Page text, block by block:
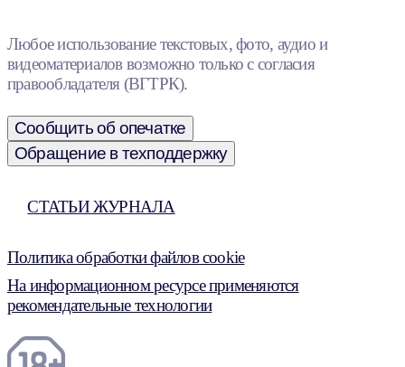
Любое использование текстовых, фото, аудио и
видеоматериалов возможно только с согласия
правообладателя (ВГТРК).
Сообщить об опечатке
Обращение в техподдержку
СТАТЬИ ЖУРНАЛА
Политика обработки файлов cookie
На информационном ресурсе применяются
рекомендательные технологии